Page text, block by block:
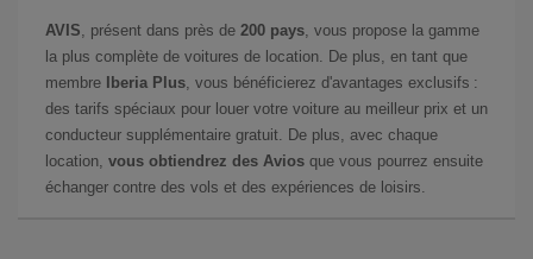
AVIS , présent dans près de 200 pays , vous propose la gamme
la plus complète de voitures de location. De plus, en tant que
membre
Iberia Plus , vous bénéficierez d'avantages exclusifs :
des tarifs spéciaux pour louer votre voiture au meilleur prix et un
conducteur supplémentaire gratuit. De plus, avec chaque
location, vous obtiendrez des Avios que vous pourrez ensuite
échanger contre des vols et des expériences de loisirs.